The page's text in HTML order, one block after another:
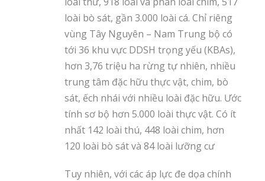
loài bò sát, gần 3.000 loài cá. Chỉ riêng
vùng Tây Nguyên – Nam Trung bộ có
tới 36 khu vực DDSH trọng yếu (KBAs),
hơn 3,76 triệu ha rừng tự nhiên, nhiều
trung tâm đặc hữu thực vật, chim, bò
sát, ếch nhái với nhiều loài đặc hữu. Ước
tính sơ bộ hơn 5.000 loài thực vật. Có ít
nhất 142 loài thú, 448 loài chim, hơn
120 loài bò sát và 84 loài lưỡng cư
Tuy nhiên, với các áp lực đe dọa chính